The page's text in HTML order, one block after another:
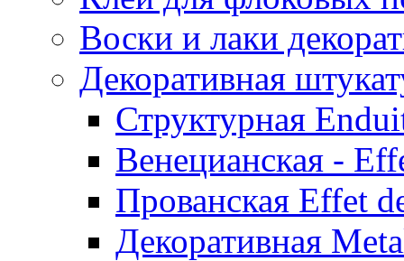
Воски и лаки
Декоративная
Структурная
Венецианская -
Прованская Effet
Декоративная